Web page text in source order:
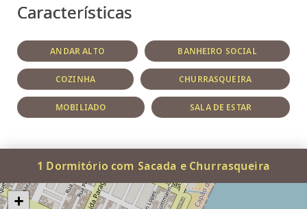
Características
ANDAR ALTO BANHEIRO SOCIAL
COZINHA CHURRASQUEIRA
MOBILIADO SALA DE ESTAR
1 Dormitório com Sacada e Churrasqueira
+